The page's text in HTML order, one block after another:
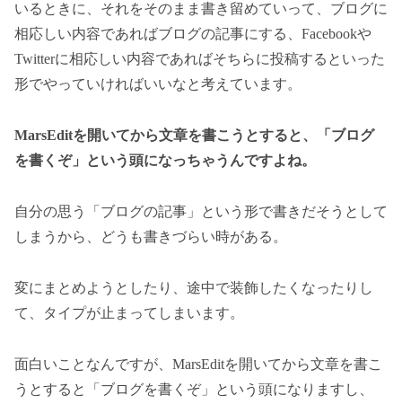
いるときに、それをそのまま書き留めていって、ブログに
相応しい内容であればブログの記事にする、Facebookや
Twitterに相応しい内容であればそちらに投稿するといった
形でやっていければいいなと考えています。
MarsEditを開いてから文章を書こうとすると、「ブログ
を書くぞ」という頭になっちゃうんですよね。
自分の思う「ブログの記事」という形で書きだそうとして
しまうから、どうも書きづらい時がある。
変にまとめようとしたり、途中で装飾したくなったりし
て、タイプが止まってしまいます。
面白いことなんですが、MarsEditを開いてから文章を書こ
うとすると「ブログを書くぞ」という頭になりますし、